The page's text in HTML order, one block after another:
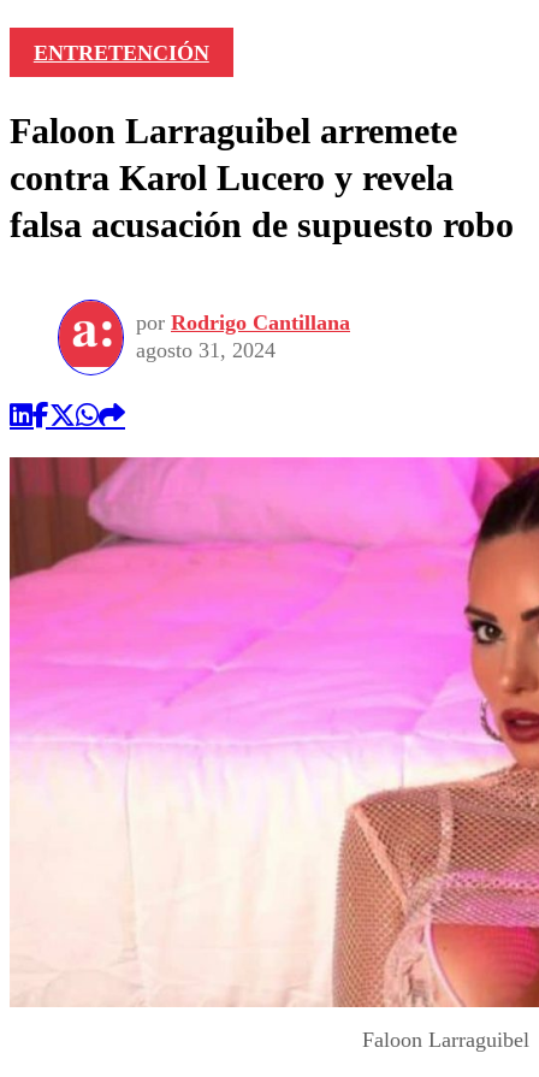
ENTRETENCIÓN
Faloon Larraguibel arremete
contra Karol Lucero y revela
falsa acusación de supuesto robo
por Rodrigo Cantillana
agosto 31, 2024
Faloon Larraguibel